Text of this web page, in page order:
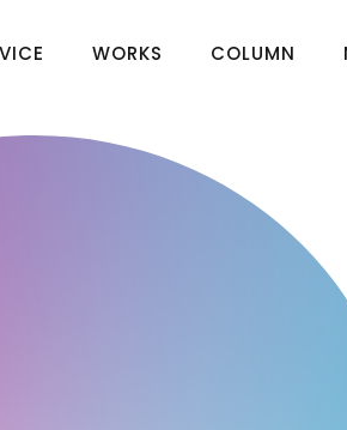
WORKS COLUMN